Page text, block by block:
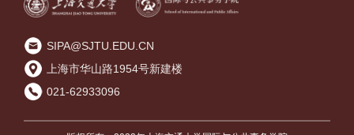
SIPA@SJTU.EDU.CN
上海市华山路1954号新建楼
021-62933096